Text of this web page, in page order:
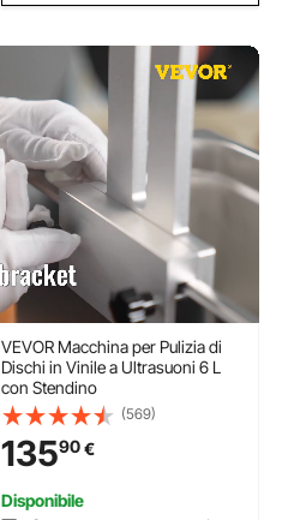
VEVOR Macchina per Pulizia di
Dischi in Vinile a Ultrasuoni 6 L
con Stendino
(569)
13590€
Disponibile